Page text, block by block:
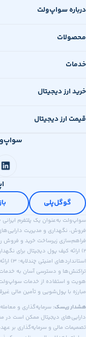
درباره سواپ‌ولت
محصولات
خدمات
خرید ارز دیجیتال
قیمت ارز دیجیتال
گوگل‌پلی
سواپ‌ولت به‌عنوان یک پلتفرم ایرانی
فراهم‌سازی زیرساخت خرید و فروش
۲) ارائه کیف پول دیجیتال برای
تراکنش‌ها و دسترسی آسان به خدمات
هویت و استفاده از خدمات
مبارزه با پول‌شویی و تأمین مالی
هشدار ریسک: سرمایه‌گذاری و
دارایی‌های دیجیتال ممکن است در
تصمیمات مالی و سرمایه‌گذاری بر